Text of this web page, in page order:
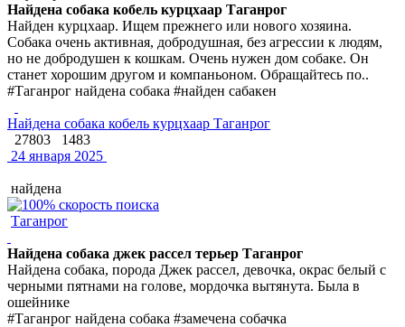
Найдена собака кобель курцхаар Таганрог
Найден курцхаар. Ищем прежнего или нового хозяина.
Собака очень активная, добродушная, без агрессии к людям,
но не добродушен к кошкам. Очень нужен дом собаке. Он
станет хорошим другом и компаньоном. Обращайтесь по..
#Таганрог найдена собака #найден сабакен
Найдена собака кобель курцхаар Таганрог
27803
1483
24 января 2025
найдена
Таганрог
Найдена собака джек рассел терьер Таганрог
Найдена собака, порода Джек рассел, девочка, окрас белый с
черными пятнами на голове, мордочка вытянута. Была в
ошейнике
#Таганрог найдена собака #замечена собачка